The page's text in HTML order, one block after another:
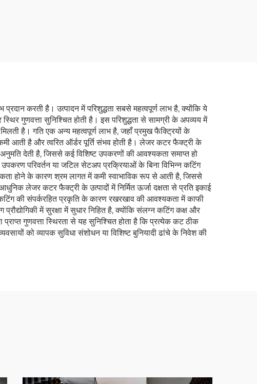
करती है। उत्पादन में परिशुद्धता सबसे महत्वपूर्ण लाभ है, क्योंकि ये
गुणवत्ता सुनिश्चित होती है। इस परिशुद्धता से सामग्री के अपव्यय में
है। गति एक अन्य महत्वपूर्ण लाभ है, जहाँ प्रमुख फैक्ट्रियों के
आती है और त्वरित ऑर्डर पूर्ति संभव होती है। लेजर कटर फैक्ट्री के
देती है, जिससे कई विशिष्ट उपकरणों की आवश्यकता समाप्त हो
परिवर्तन या जटिल सेटअप प्रक्रियाओं के बिना विभिन्न कटिंग
होने के कारण श्रम लागत में कमी स्वाभाविक रूप से आती है, जिससे
लेजर कटर फैक्ट्री के उत्पादों में निर्मित ऊर्जा दक्षता से प्रति इकाई
की संपर्करहित प्रकृति के कारण रखरखाव की आवश्यकता में काफी
में सुरक्षा में सुधार निहित है, क्योंकि संलग्न कटिंग कक्ष और
गुणवत्ता स्थिरता से यह सुनिश्चित होता है कि प्रत्येक कट ठीक
को व्यापक सुविधा संशोधन या विशिष्ट बुनियादी ढांचे के निवेश की